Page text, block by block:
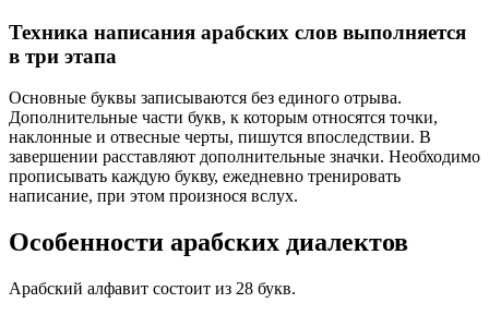
Техника написания арабских слов выполняется
в три этапа
Основные буквы записываются без единого отрыва.
Дополнительные части букв, к которым относятся точки,
наклонные и отвесные черты, пишутся впоследствии. В
завершении расставляют дополнительные значки. Необходимо
прописывать каждую букву, ежедневно тренировать
написание, при этом произнося вслух.
Особенности арабских диалектов
Арабский алфавит состоит из 28 букв.